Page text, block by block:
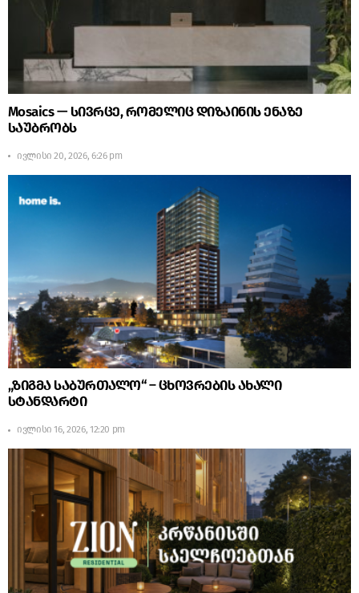
Mosaics — სივრცე, რომელიც დიზაინის ენაზე
საუბრობს
ივლისი 20, 2026, 6:26 pm
„ზიგმა საბურთალო“ – ცხოვრების ახალი
სტანდარტი
ივლისი 16, 2026, 12:20 pm